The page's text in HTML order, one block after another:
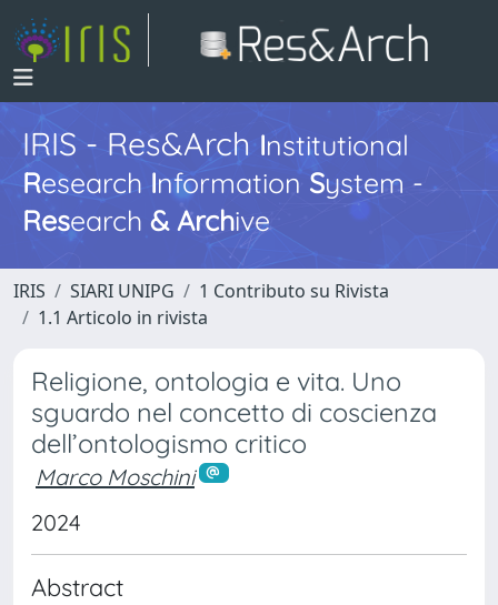
IRIS - Res&ArchInstitutional
Research InformationSystem -
Research & Archive
IRIS SIARI UNIPG
1 Contributo su Rivista
1.1 Articolo in rivista
Religione, ontologia e vita. Uno
sguardo nel concetto di coscienza
dell’ontologismo critico
Marco Moschini
2024
Abstract